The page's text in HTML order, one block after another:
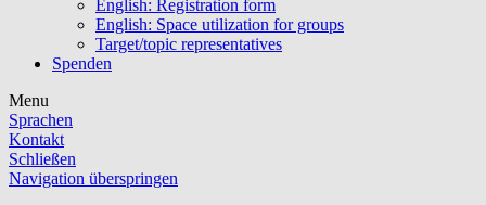
English: Registration form
English: Space utilization for groups
Target/topic representatives
Spenden
Menu
Sprachen
Kontakt
Schließen
Navigation überspringen